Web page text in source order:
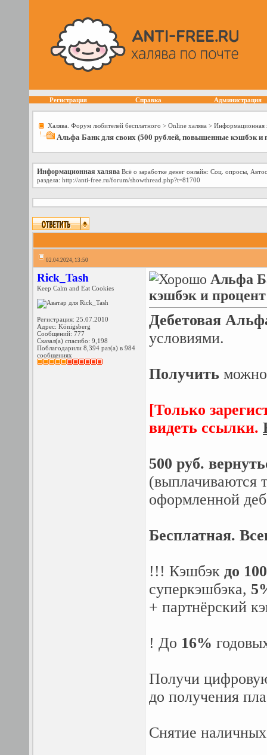
Регистрация Справка Администрация
Халява. Форум любителей бесплатного > Online халява > Информационная
Альфа Банк для своих (500 рублей, повышенные кэшбэк и
Информационная халява Всё о заработке денег онлайн: Соц. опросы,
раздела: http://anti-free.ru/forum/showthread.php?t=81700
02.04.2024, 13:50
Rick_Tash
Keep Calm and Eat Cookies
Регистрация: 25.07.2010
Адрес: Königsberg
Сообщений: 777
Сказал(а) спасибо: 9,198
Поблагодарили 8,394 раз(а) в 984
сообщениях
Альфа
кэшбэк и
Дебетовая
условиями.
Получить
[Только
видеть ссылки.
500 руб.
(выплачиваются
оформленной
Бесплатная.
!!! Кэшбэк до
суперкэшбэка,
+ партнёрский
! До 16%
Получи
до получения
Снятие